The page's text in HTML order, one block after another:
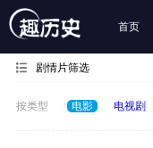
首页
剧情片筛选
按类型 电影 电视剧